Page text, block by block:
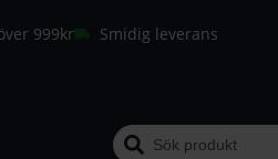
999kr Smidig leverans